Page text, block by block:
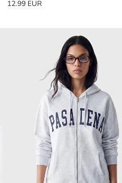
12.99 EUR